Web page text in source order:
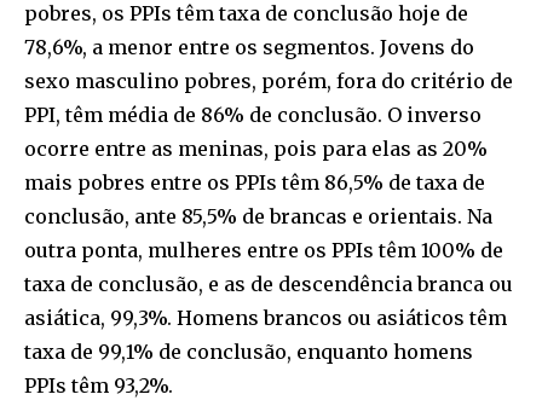
pobres, os PPIs têm taxa de conclusão hoje de
78,6%, a menor entre os segmentos. Jovens do
sexo masculino pobres, porém, fora do critério de
PPI, têm média de 86% de conclusão. O inverso
ocorre entre as meninas, pois para elas as 20%
mais pobres entre os PPIs têm 86,5% de taxa de
conclusão, ante 85,5% de brancas e orientais. Na
outra ponta, mulheres entre os PPIs têm 100% de
taxa de conclusão, e as de descendência branca ou
asiática, 99,3%. Homens brancos ou asiáticos têm
taxa de 99,1% de conclusão, enquanto homens
PPIs têm 93,2%.